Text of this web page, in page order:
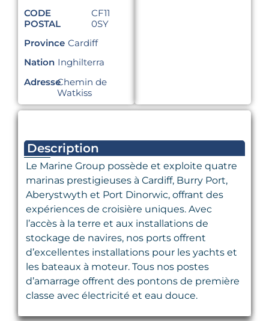
CODE
POSTAL
CF11
0SY
Province Cardiff
Nation Inghilterra
AdresseChemin de
Watkiss
Description
Le Marine Group possède et exploite quatre
marinas prestigieuses à Cardiff, Burry Port,
Aberystwyth et Port Dinorwic, offrant des
expériences de croisière uniques. Avec
l’accès à la terre et aux installations de
stockage de navires, nos ports offrent
d’excellentes installations pour les yachts et
les bateaux à moteur. Tous nos postes
d’amarrage offrent des pontons de première
classe avec électricité et eau douce.